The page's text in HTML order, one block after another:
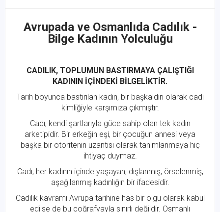
Avrupada ve Osmanlıda Cadılık -
Bilge Kadının Yolculuğu
CADILIK, TOPLUMUN BASTIRMAYA ÇALIŞTIĞI
KADININ İÇİNDEKİ BİLGELİKTİR.
Tarih boyunca bastırılan kadın, bir başkaldırı olarak cadı
kimliğiyle karşımıza çıkmıştır.
Cadı, kendi şartlarıyla güce sahip olan tek kadın
arketipidir. Bir erkeğin eşi, bir çocuğun annesi veya
başka bir otoritenin uzantısı olarak tanımlanmaya hiç
ihtiyaç duymaz.
Cadı, her kadının içinde yaşayan, dışlanmış, örselenmiş,
aşağılanmış kadınlığın bir ifadesidir.
Cadılık kavramı Avrupa tarihine has bir olgu olarak kabul
edilse de bu coğrafyayla sınırlı değildir. Osmanlı